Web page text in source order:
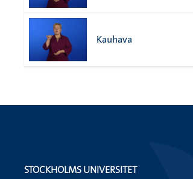
Kauhava
STOCKHOLMS UNIVERSITET